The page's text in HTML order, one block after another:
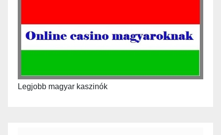
Legjobb magyar kaszinók